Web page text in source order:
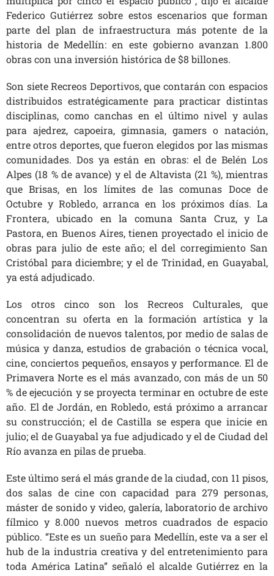
Federico Gutiérrez sobre estos escenarios que forman
parte del plan de infraestructura más potente de la
historia de Medellín: en este gobierno avanzan 1.800
obras con una inversión histórica de $8 billones.
Son siete Recreos Deportivos, que contarán con espacios
distribuidos estratégicamente para practicar distintas
disciplinas, como canchas en el último nivel y aulas
para ajedrez, capoeira, gimnasia, gamers o natación,
entre otros deportes, que fueron elegidos por las mismas
comunidades. Dos ya están en obras: el de Belén Los
Alpes (18 % de avance) y el de Altavista (21 %), mientras
que Brisas, en los límites de las comunas Doce de
Octubre y Robledo, arranca en los próximos días. La
Frontera, ubicado en la comuna Santa Cruz, y La
Pastora, en Buenos Aires, tienen proyectado el inicio de
obras para julio de este año; el del corregimiento San
Cristóbal para diciembre; y el de Trinidad, en Guayabal,
ya está adjudicado.
Los otros cinco son los Recreos Culturales, que
concentran su oferta en la formación artística y la
consolidación de nuevos talentos, por medio de salas de
música y danza, estudios de grabación o técnica vocal,
cine, conciertos pequeños, ensayos y performance. El de
Primavera Norte es el más avanzado, con más de un 50
% de ejecución y se proyecta terminar en octubre de este
año. El de Jordán, en Robledo, está próximo a arrancar
su construcción; el de Castilla se espera que inicie en
julio; el de Guayabal ya fue adjudicado y el de Ciudad del
Río avanza en pilas de prueba.
Este último será el más grande de la ciudad, con 11 pisos,
dos salas de cine con capacidad para 279 personas,
máster de sonido y video, galería, laboratorio de archivo
fílmico y 8.000 nuevos metros cuadrados de espacio
público. “Este es un sueño para Medellín, este va a ser el
hub de la industria creativa y del entretenimiento para
toda América Latina” señaló el alcalde Gutiérrez en la